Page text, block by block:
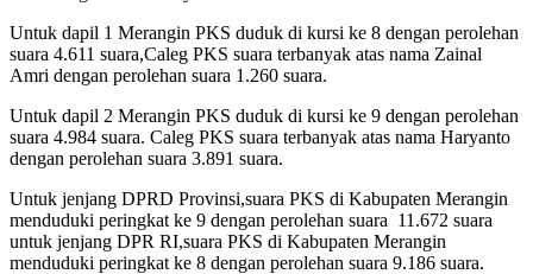
Untuk dapil 1 Merangin PKS duduk di kursi ke 8 dengan perolehan
suara 4.611 suara,Caleg PKS suara terbanyak atas nama Zainal
Amri dengan perolehan suara 1.260 suara.
Untuk dapil 2 Merangin PKS duduk di kursi ke 9 dengan perolehan
suara 4.984 suara. Caleg PKS suara terbanyak atas nama Haryanto
dengan perolehan suara 3.891 suara.
Untuk jenjang DPRD Provinsi,suara PKS di Kabupaten Merangin
menduduki peringkat ke 9 dengan perolehan suara 11.672 suara
untuk jenjang DPR RI,suara PKS di Kabupaten Merangin
menduduki peringkat ke 8 dengan perolehan suara 9.186 suara.